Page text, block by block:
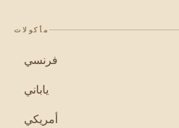
مأكولات
فرنسي
ياباني
أمريكي